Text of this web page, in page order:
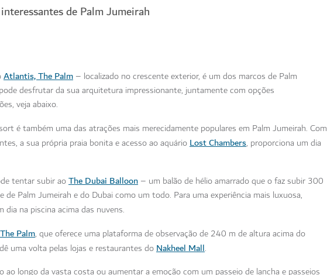
de Palm Jumeirah
Atlantis, The Palm – localizado no crescente exterior, é um dos marcos de Palm
desfrutar da sua arquitetura impressionante, juntamente com opções
veja abaixo.
é também uma das atrações mais merecidamente populares em Palm Jumeirah. Com
a sua própria praia bonita e acesso ao aquárioLost Chambers, proporciona um dia
tentar subir aoThe Dubai Balloon – um balão de hélio amarrado que o faz subir 300
Palm Jumeirah e do Dubai como um todo. Para uma experiência mais luxuosa,
dia na piscina acima das nuvens.
Palm, que oferece uma plataforma de observação de 240 m de altura acima do
uma volta pelas lojas e restaurantes doNakheel Mall.
longo da vasta costa ou aumentar a emoção com um passeio de lancha e passeios